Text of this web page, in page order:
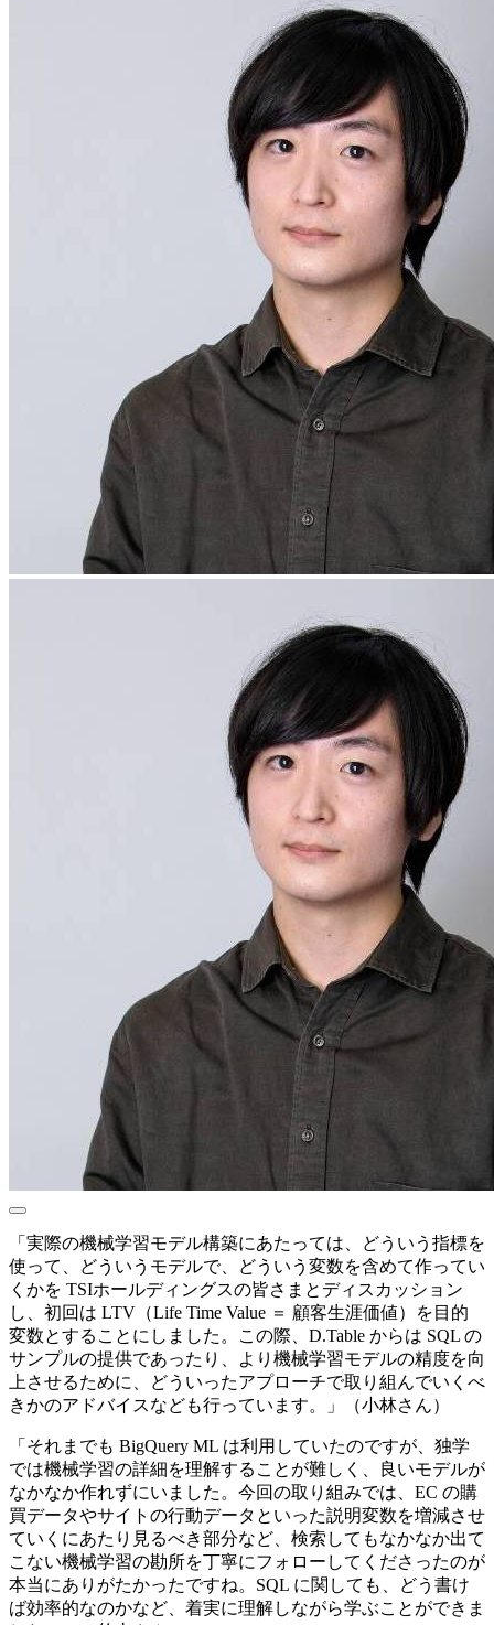
「実際の機械学習モデル構築にあたっては、どういう指標を
使って、どういうモデルで、どういう変数を含めて作ってい
くかを TSIホールディングスの皆さまとディスカッション
し、初回は LTV（Life Time Value ＝ 顧客生涯価値）を目的
変数とすることにしました。この際、D.Table からは SQL の
サンプルの提供であったり、より機械学習モデルの精度を向
上させるために、どういったアプローチで取り組んでいくべ
きかのアドバイスなども行っています。」（小林さん）
「それまでも BigQuery ML は利用していたのですが、独学
では機械学習の詳細を理解することが難しく、良いモデルが
なかなか作れずにいました。今回の取り組みでは、EC の購
買データやサイトの行動データといった説明変数を増減させ
ていくにあたり見るべき部分など、検索してもなかなか出て
こない機械学習の勘所を丁寧にフォローしてくださったのが
本当にありがたかったですね。SQL に関しても、どう書け
ば効率的なのかなど、着実に理解しながら学ぶことができま